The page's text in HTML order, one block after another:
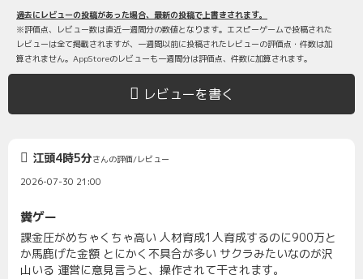
過去にレビューの投稿があった場合、最新の投稿で上書きされます。
※評価点、レビュー数は直近一週間分の数値となります。エスピーゲームで投稿された
レビューは全て掲載されますが、一週間以前に投稿されたレビューの評価点・件数は加
算されません。AppStoreのレビューも一週間分は評価点、件数に加算されます。
レビューを書く
江頭4時5分さんの評価/レビュー
2026-07-30 21:00
糞ゲー
課金圧がめちゃくちゃ高い 人材育成1人育成するのに900万と
か馬鹿げた金額 とにかく不具合が多い サクラみたいなのが沢
山いる 運営に意見言うと、操作されて干されます。